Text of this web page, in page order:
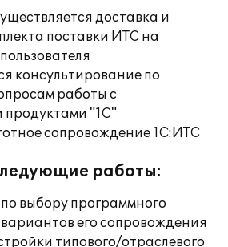
доставка и
поставки ИТС на
консультирование по
работы с
"1С"
сопровождение 1С:ИТС
работы:
выбору программного
его сопровождения
типового/отраслевого